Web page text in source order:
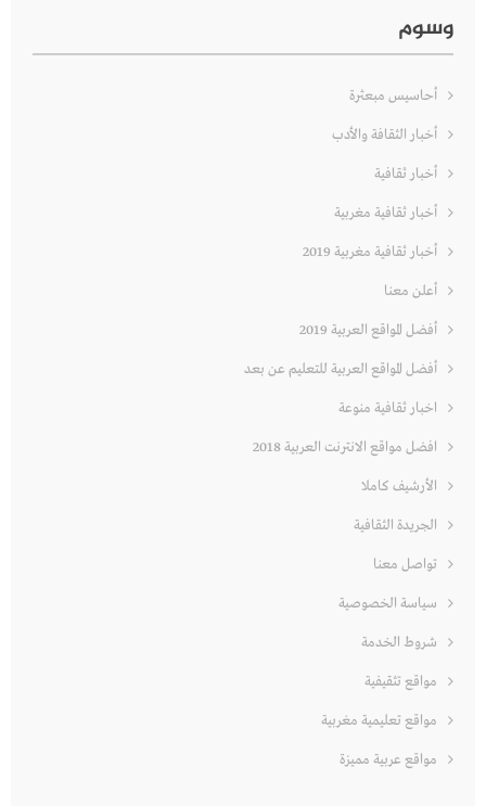
وسوم
أحاسيس مبعثرة
أخبار الثقافة والأدب
أخبار ثقافية
أخبار ثقافية مغربية
أخبار ثقافية مغربية 2019
أعلن معنا
أفضل المواقع العربية 2019
أفضل المواقع العربية للتعليم عن بعد
اخبار ثقافية منوعة
افضل مواقع الانترنت العربية 2018
الأرشيف كاملا
الجريدة الثقافية
تواصل معنا
سياسة الخصوصية
شروط الخدمة
مواقع تثقيفية
مواقع تعليمية مغربية
مواقع عربية مميزة